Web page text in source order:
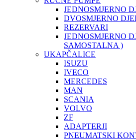
JEDNOSMJERNO
DVOSMJERNO
REZERVARI
JEDNOSMJERNO
SAMOSTALNA )
UKAPČALICE
ISUZU
IVECO
MERCEDES
MAN
SCANIA
VOLVO
ZF
ADAPTERJI
PNEUMATSKI